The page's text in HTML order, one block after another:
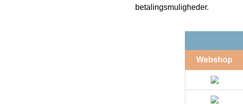
betalingsmuligheder.
Webshop